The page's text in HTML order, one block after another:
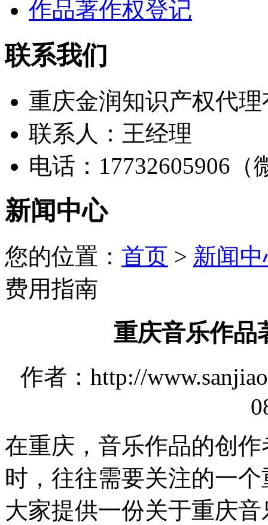
作品著作权登记
联系我们
重庆金润知识产权代
联系人：王经理
电话：17732605906（
新闻中心
您的位置： 首页 > 新闻
费用指南
重庆音乐作品
作者：http://
在重庆，音乐作品的创
时，往往需要关注的一
大家提供一份关于重庆